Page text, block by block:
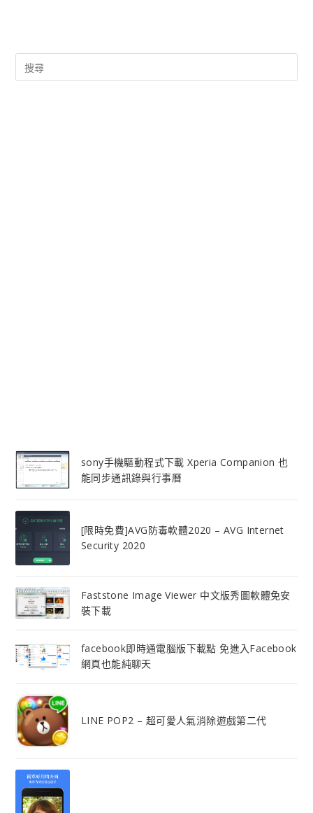
sony手機驅動程式下載 Xperia Companion 也
能同步通訊錄與行事曆
[限時免費]AVG防毒軟體2020 – AVG Internet
Security 2020
Faststone Image Viewer 中文版秀圖軟體免安
裝下載
facebook即時通電腦版下載點 免進入Facebook
網頁也能純聊天
LINE POP2 – 超可愛人氣消除遊戲第二代